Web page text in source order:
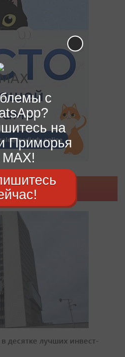
десятке лучших инвест-
с
на
Приморья